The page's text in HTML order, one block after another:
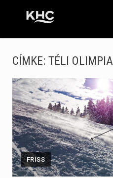
CÍMKE: TÉLI OLIMPIA
FRISS